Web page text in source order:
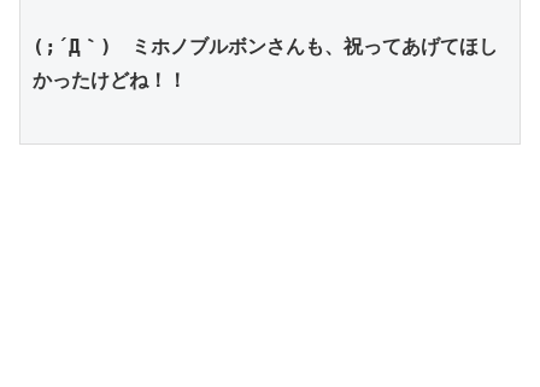
(;´Д｀)　ミホノブルボンさんも、祝ってあげてほし
かったけどね！！